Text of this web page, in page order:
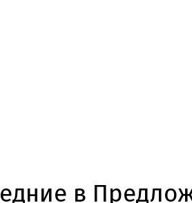
в